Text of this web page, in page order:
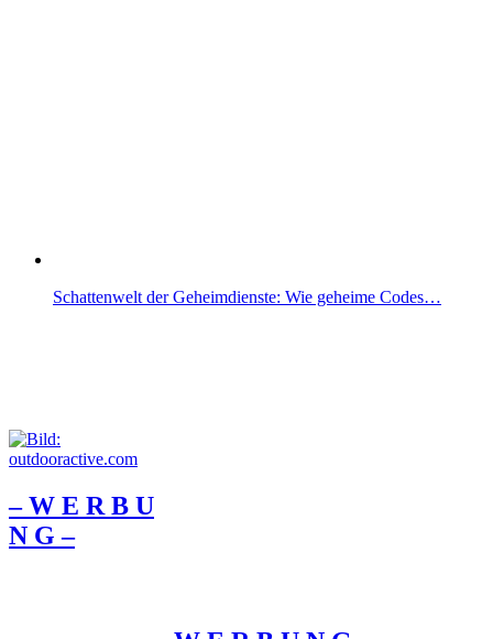
Schattenwelt der Geheimdienste: Wie geheime Codes…
– W Ε R Β U
Ν G –